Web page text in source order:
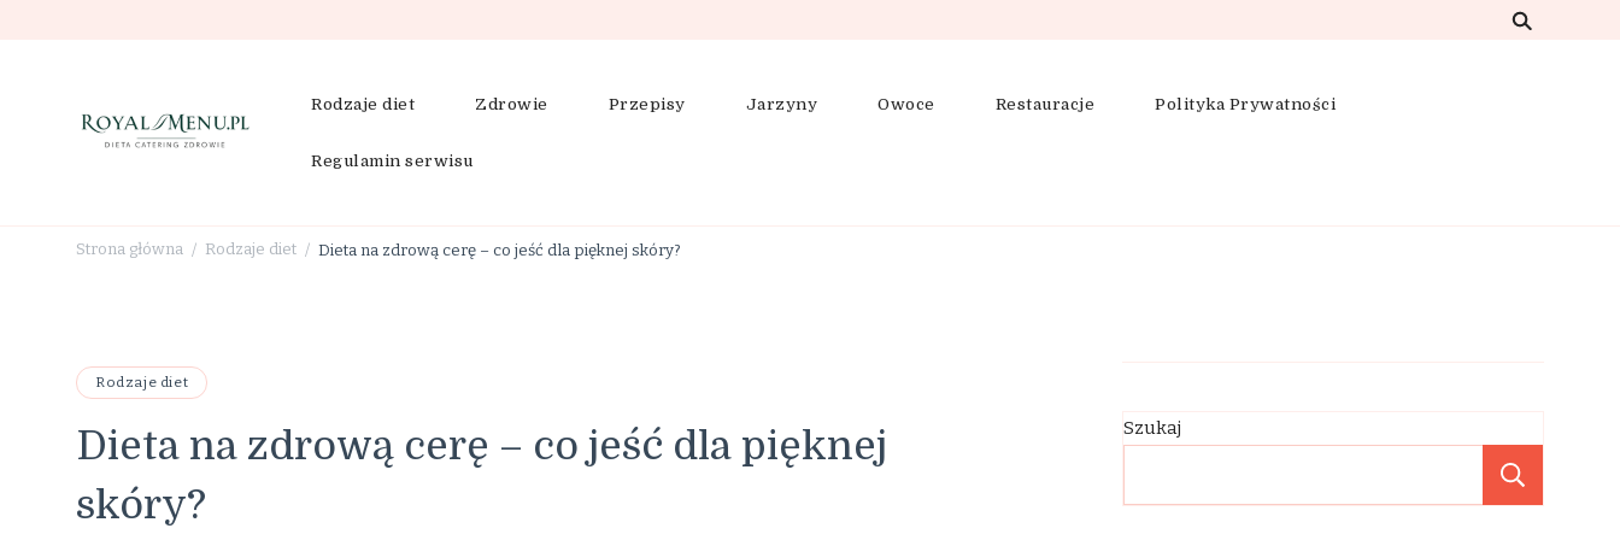
RoyalMenu.pl – dieta, catering, zdrowe odżywianie
Rodzaje diet Zdrowie Przepisy Jarzyny Owoce Restauracje Polityka Prywatności
Regulamin serwisu
Strona główna / Rodzaje diet / Dieta na zdrową cerę – co jeść dla pięknej skóry?
Rodzaje diet
Dieta na zdrową cerę – co jeść dla pięknej
skóry?
Szukaj